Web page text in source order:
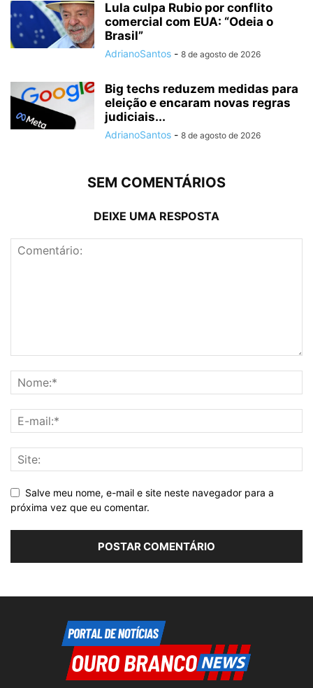
Lula culpa Rubio por conflito
comercial com EUA: “Odeia o
Brasil”
AdrianoSantos - 8 de agosto de 2026
Big techs reduzem medidas para
eleição e encaram novas regras
judiciais...
AdrianoSantos - 8 de agosto de 2026
SEM COMENTÁRIOS
DEIXE UMA RESPOSTA
Salve meu nome, e-mail e site neste navegador para a
próxima vez que eu comentar.